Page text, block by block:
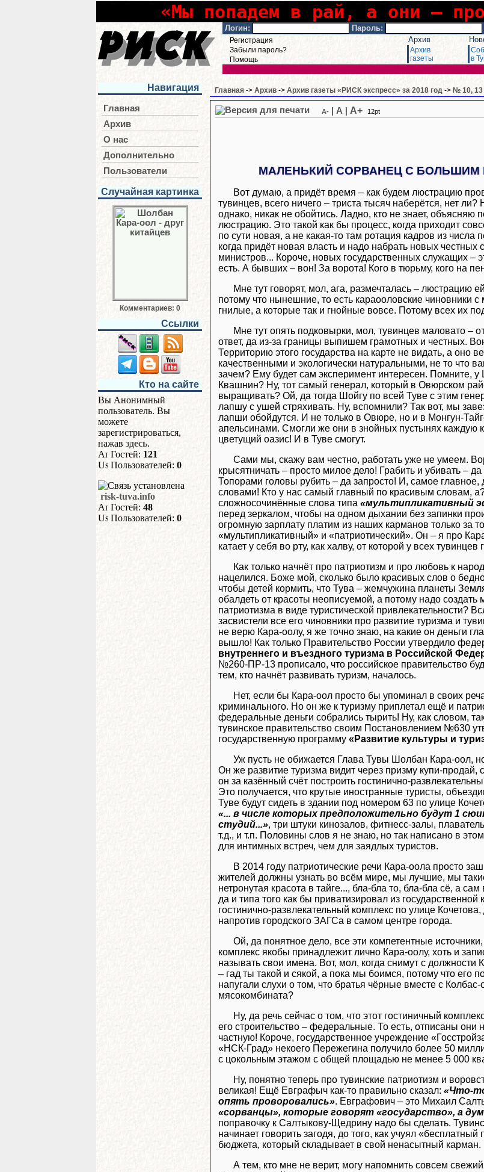
«Мы попадем в рай, а они –
Логин: Пароль:
Регистрация
Забыли пароль?
Помощь
Архив
Архив
газеты
в
Навигация
Главная
Архив
О нас
Дополнительно
Пользователи
Случайная картинка
Комментариев: 0
Ссылки
Кто на сайте
Вы Анонимный
пользователь. Вы
можете
зарегистрироваться,
нажав здесь.
Гостей: 121
Пользователей: 0
risk-tuva.info
Гостей: 48
Пользователей: 0
Главная -> Архив -> Архив газеты «РИСК экспресс» за 2018 год -> № 10, 13
A- A A+ 12pt
МАЛЕНЬКИЙ СОРВАНЕЦ С БОЛЬШИМ
Вот думаю, а придёт время – как будем люстрацию
тувинцев, всего ничего – триста тысяч наберётся, нет ли?
однако, никак не обойтись. Ладно, кто не знает, объясняю
люстрацию. Это такой как бы процесс, когда приходит
по сути новая, а не какая-то там ротация кадров из числа
когда придёт новая власть и надо набрать новых честных
министров... Короче, новых государственных служащих –
есть. А бывших – вон! За ворота! Кого в тюрьму, кого на
Мне тут говорят, мол, ага, размечталась – люстрацию
потому что нынешние, то есть караооловские чиновники
гнилые, а которые так и гнойные вовсе. Потому всех их
Мне тут опять подковырки, мол, тувинцев маловато –
ответ, да из-за границы выпишем грамотных и честных.
Территорию этого государства на карте не видать, а оно
качественными и экологически натуральными, не то что
зачем? Ему будет сам эксперимент интересен. Помните,
Квашнин? Ну, тот самый генерал, который в Овюрском
выращивать? Ой, да тогда Шойгу по всей Туве с этим
лапшу с ушей стряхивать. Ну, вспомнили? Так вот, мы
лапши обойдутся. И не только в Овюре, но и в Монгун-
апельсинами. Смогли же они в знойных пустынях каждую
цветущий оазис! И в Туве смогут.
Сами мы, скажу вам честно, работать уже не умеем.
крысятничать – просто милое дело! Грабить и убивать –
Топорами головы рубить – да запросто! И, самое
словами! Кто у нас самый главный по красивым словам,
сложносочинённые слова типа «мультипликативный
перед зеркалом, чтобы на одном дыхании без запинки
огромную зарплату платим из наших карманов только за
«мультипликативный» и «патриотический». Он – я про
катает у себя во рту, как халву, от которой у всех
Как только начнёт про патриотизм и про любовь к
нацелился. Боже мой, сколько было красивых слов о
чтобы детей кормить, что Тува – жемчужина планеты
обалдеть от красоты неописуемой, а потому надо создать
патриотизма в виде туристической привлекательности?
засвистели все его чиновники про развитие туризма и
не верю Кара-оолу, я же точно знаю, на какие он деньги
вышло! Как только Правительство России утвердило
внутреннего и въездного туризма в Российской
№260-ПР-13 прописало, что российское правительство
тем, кто начнёт развивать туризм, началось.
Нет, если бы Кара-оол просто бы упоминал в своих
криминального. Но он же к туризму приплетал ещё и
федеральные деньги собрались тырить! Ну, как словом,
тувинское правительство своим Постановлением №630
государственную программу «Развитие культуры и
Уж пусть не обижается Глава Тувы Шолбан Кара-оол,
Он же развитие туризма видит через призму купи-
он за казённый счёт построить гостинично-
Это получается, что крутые иностранные туристы,
Туве будут сидеть в здании под номером 63 по улице
«... в числе которых предположительно будут 1
студий...», три штуки кинозалов, фитнесс-залы,
т.д., и т.п. Половины слов я не знаю, но так написано в
для интимных встреч, чем для заядлых туристов.
В 2014 году патриотические речи Кара-оола просто
жителей должны узнать во всём мире, мы лучшие, мы
нетронутая красота в тайге..., бла-бла то, бла-бла сё, а
да и типа того как бы приватизировал из
гостинично-развлекательный комплекс по улице
напротив городского ЗАГСа в самом центре города.
Ой, да понятное дело, все эти компетентные
комплекс якобы принадлежит лично Кара-оолу, хоть и
называть свои имена. Вот, мол, когда снимут с
– гад ты такой и сякой, а пока мы боимся, потому что его
напугали слухи о том, что братья чёрные вместе с
мясокомбината?
Ну, да речь сейчас о том, что этот гостиничный
его строительство – федеральные. То есть, отписаны они
частную! Короче, государственное учреждение
«НСК-Град» некоего Пережегина получило более 50
с цокольным этажом с общей площадью не менее 5 000
Ну, понятно теперь про тувинские патриотизм и
великая! Ещё Евграфыч как-то правильно сказал: «Что-
опять проворовались». Евграфович – это Михаил
«сорванцы», которые говорят «государство», а
поправочку к Салтыкову-Щедрину надо бы сделать.
начинает говорить загодя, до того, как учуял
бюджета, который складывает в свой ненасытный карман.
А тем, кто мне не верит, могу напомнить совсем